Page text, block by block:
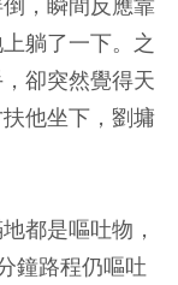
躺了一下。之
卻突然覺得天
扶他坐下，劉墉
都是嘔吐物，
鐘路程仍嘔吐